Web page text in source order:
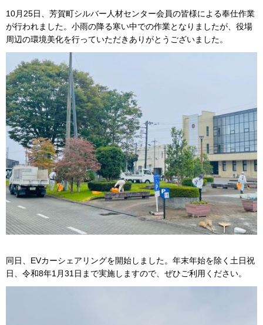
10月25日、芳賀町シルバー人材センター会員の皆様による奉仕作業
が行われました。小雨の降る寒い中での作業となりましたが、役場
周辺の環境美化を行っていただきありがとうございました。
同日、EVカーシェアリングを開始しました。年末年始を除く土日祝
日、令和8年1月31日まで実施しますので、ぜひご利用ください。